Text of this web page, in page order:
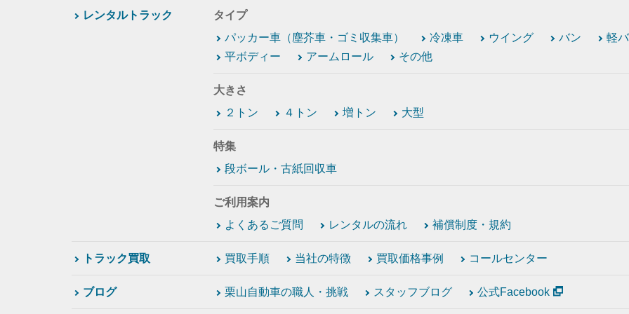
レンタルトラック
タイプ
パッカー車（塵芥車・ゴミ収集車）
冷凍車 ウイング バン 軽
平ボディー
アームロール その他
大きさ
２トン
４トン 増トン 大型
特集
段ボール・古紙回収車
ご利用案内
よくあるご質問
レンタルの流れ 補償制度・規約
トラック買取 買取手順 当社の特徴 買取価格事例 コールセンター
ブログ 栗山自動車の職人・挑戦 スタッフブログ 公式Facebook